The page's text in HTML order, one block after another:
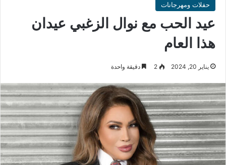
حفلات ومهرجانات
عيد الحب مع نوال الزغبي عيدان
هذا العام
يناير 20, 2024 2 دقيقة واحدة